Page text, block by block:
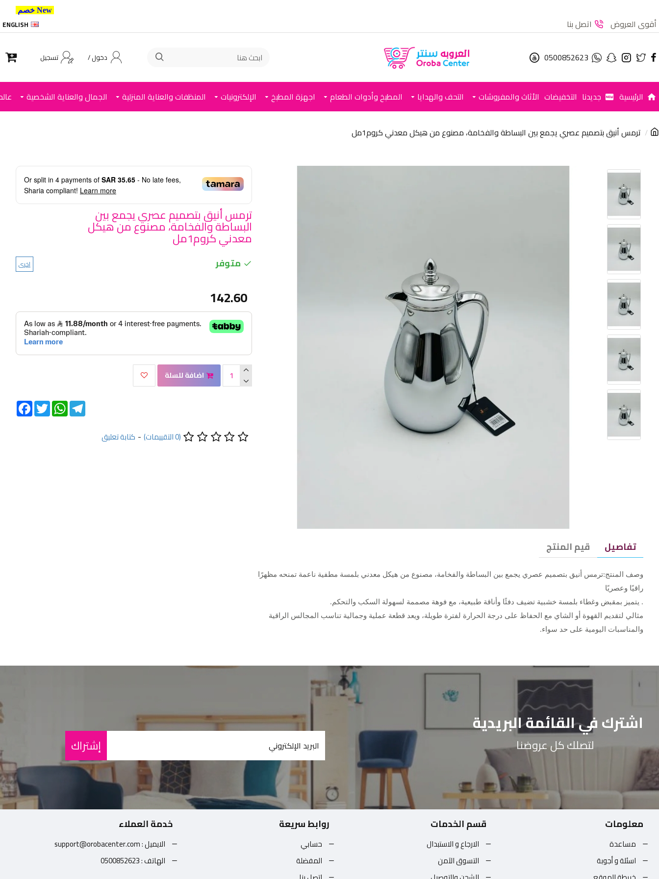
أقوى العروض اتصل بنا ENGLISH
0500852623 دخول / تسجيل
الرئيسية جديدنا التخفيضات الأثاث والمفروشات التحف والهدايا المطبخ وأدوات الطعام اجهزة المطبخ الإلكترونيات المنظفات والعناية المنزلية الجمال والعناية الشخصية
ترمس أنيق بتصميم عصري يجمع بين البساطة والفخامة، مصنوع من هيكل معدني كروم1مل
Or split in 4 payments of SAR 35.65 - No late fees,
Sharia compliant! Learn more
ترمس أنيق بتصميم عصري يجمع بين
البساطة والفخامة، مصنوع من هيكل
معدني كروم1مل
متوفر اخرى
(0 التقييمات) - كتابة تعليق
142.60
اضافة للسلة
FacebookTwitter
WhatsAppTelegram
تفاصيل قيم المنتج
وصف المنتج:ترمس أنيق بتصميم عصري يجمع بين البساطة والفخامة، مصنوع من هيكل معدني بلمسة مطفية ناعمة تمنحه مظهرًا
راقيًا وعصريًا
. يتميز بمقبض وغطاء بلمسة خشبية تضيف دفئًا وأناقة طبيعية، مع فوهة مصممة لسهولة السكب والتحكم.
مثالي لتقديم القهوة أو الشاي مع الحفاظ على درجة الحرارة لفترة طويلة، ويعد قطعة عملية وجمالية تناسب المجالس الراقية
والمناسبات اليومية على حد سواء.
اشترك في القائمة البريدية
لتصلك كل عروضنا إشتراك
معلومات
مساعدة
اسئلة و أجوبة
قسم الخدمات
الارجاع و الاستبدال
التسوق الآمن
روابط سريعة
حسابي
المفضلة
خدمة العملاء
الايميل : support@orobacenter.com
الهاتف : 0500852623